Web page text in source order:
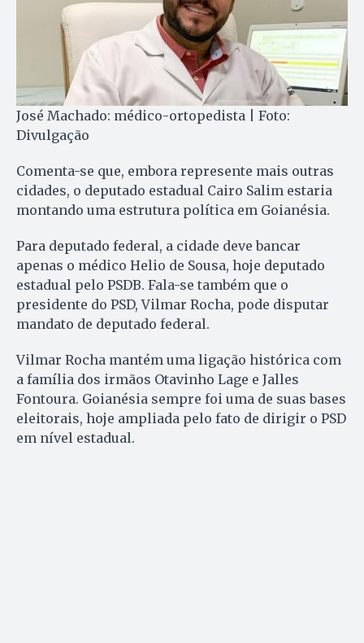
José Machado: médico-ortopedista | Foto:
Divulgação
Comenta-se que, embora represente mais outras
cidades, o deputado estadual Cairo Salim estaria
montando uma estrutura política em Goianésia.
Para deputado federal, a cidade deve bancar
apenas o médico Helio de Sousa, hoje deputado
estadual pelo PSDB. Fala-se também que o
presidente do PSD, Vilmar Rocha, pode disputar
mandato de deputado federal.
Vilmar Rocha mantém uma ligação histórica com
a família dos irmãos Otavinho Lage e Jalles
Fontoura. Goianésia sempre foi uma de suas bases
eleitorais, hoje ampliada pelo fato de dirigir o PSD
em nível estadual.